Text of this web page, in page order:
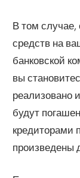
В том
средств на
банковской
вы
реализовано
будут
кредиторами
произведены